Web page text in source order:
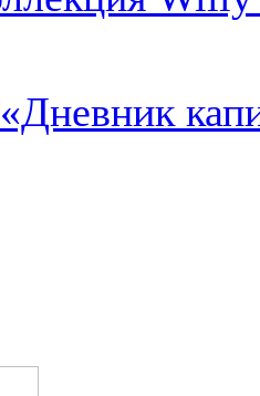
«Дневник